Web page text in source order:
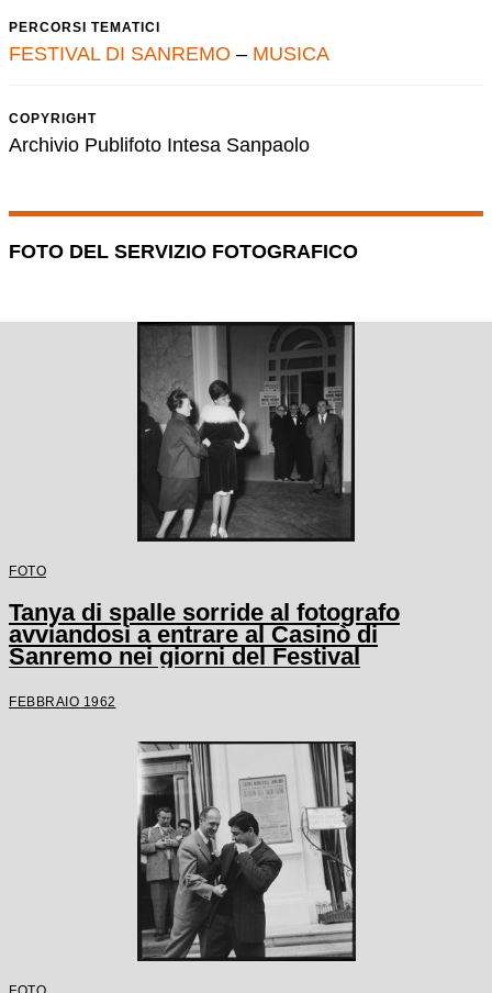
PERCORSI TEMATICI
FESTIVAL DI SANREMO – MUSICA
COPYRIGHT
Archivio Publifoto Intesa Sanpaolo
FOTO DEL SERVIZIO FOTOGRAFICO
FOTO
Tanya di spalle sorride al fotografo
avviandosi a entrare al Casinò di
Sanremo nei giorni del Festival
FEBBRAIO 1962